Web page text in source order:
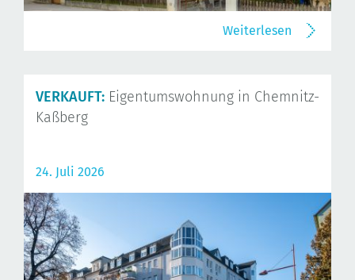
Weiterlesen
VERKAUFT: Eigentumswohnung in Chemnitz-
Kaßberg
24. Juli 2026